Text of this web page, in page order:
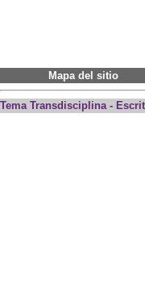
Mapa del sitio
Tema Transdisciplina -